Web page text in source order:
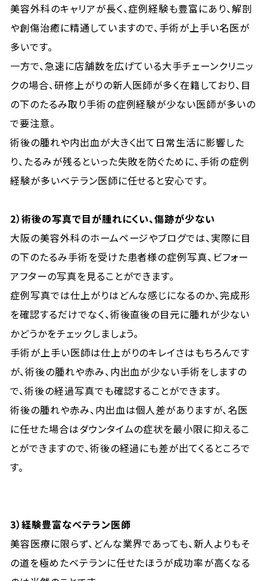
美容外科のキャリアが長く、症例経験も豊富にあり、解剖
や創傷治癒に精通していますので、手術が上手い名医が
多いです。
一方で、急速に店舗数を広げている大手チェーンクリニッ
クの場合、研修上がりの新人医師が多く在籍しており、目
の下のたるみ取り手術の症例経験が少ない医師が多いの
で要注意。
術後の腫れや内出血が大きく出て日常生活に影響した
り、たるみが残るといった失敗を防ぐために、手術の症例
経験が多いベテラン医師に任せると安心です。
2）術後の写真で目が腫れにくい、傷跡が少ない
大阪の美容外科のホームページやブログでは、実際に目
の下のたるみ手術を受けた患者様の症例写真、ビフォー
アフターの写真を見ることができます。
症例写真では仕上がりはどんな感じになるのか、完成形
を確認するだけでなく、術後直後の目元に腫れが少ない
かどうかをチェックしましょう。
手術が上手い医師は仕上がりのキレイさはもちろんです
が、術後の腫れや赤み、内出血が少ない手術をしますの
で、術後の経過写真でも確認することができます。
術後の腫れや赤み、内出血は個人差がありますが、名医
に任せた場合はダウンタイムの症状を最小限に抑えるこ
とができますので、術後の経過にも差が出てくるところで
す。
3）経験豊富なベテラン医師
美容医療に限らず、どんな業界であっても、新人よりもそ
の道を極めたベテランに任せたほうが成功率が高くなる